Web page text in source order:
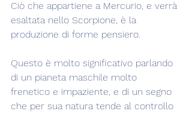
Ciò che appartiene a Mercurio, e verrà
esaltata nello Scorpione, è la
produzione di forme pensiero.
Questo è molto significativo parlando
di un pianeta maschile molto
frenetico e impaziente, e di un segno
che per sua natura tende al controllo